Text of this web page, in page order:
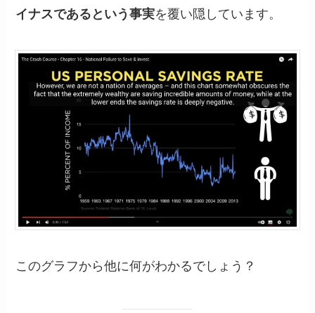
イナスであるという事実を覆い隠しています。
このグラフから他に何がわかるでしょう？